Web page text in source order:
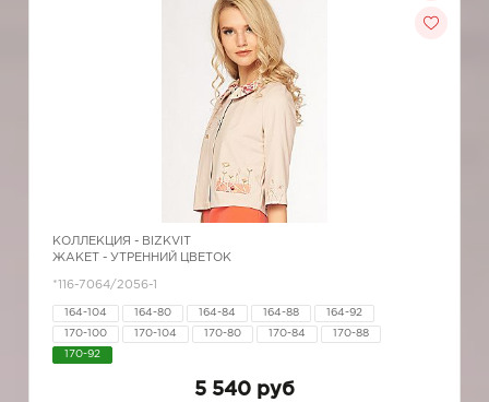
КОЛЛЕКЦИЯ - BIZKVIT
ЖАКЕТ - УТРЕННИЙ ЦВЕТОК
*116-7064/2056-1
164-104 164-80 164-84 164-88 164-92
170-100 170-104 170-80 170-84 170-88
170-92
5 540 руб